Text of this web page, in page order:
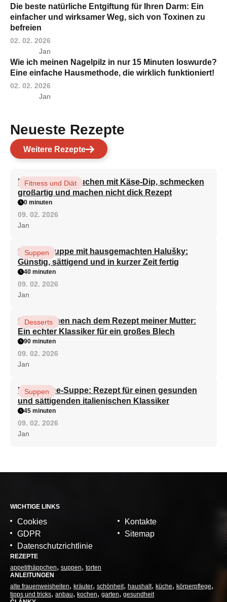
Die beste natürliche Entgiftung für Ihren Darm: Ein
einfacher und wirksamer Weg, sich von Toxinen zu
befreien
02. 02. 2026
Jan
Wie ich meinen Nagelpilz in nur 15 Minuten loswurde?
Eine einfache Hausmethode, die wirklich funktioniert!
02. 02. 2026
Jan
Neueste Rezepte
Weitere Rezepte
Brokkoli-Pfannkuchen mit Käse-Dip, schmecken
großartig und machen nicht dick Rezept
Fitness und Diät
0 minuten
09. 02. 2026
Jan
Gemüsesuppe mit hausgemachten Halušky:
Günstig, sättigend und in kurzer Zeit fertig
Suppen
40 minuten
09. 02. 2026
Jan
Quarkkuchen nach dem Rezept meiner Mutter:
Ein echter Klassiker für ein großes Blech
Desserts
90 minuten
09. 02. 2026
Jan
Minestrone-Suppe: Rezept für einen gesunden
und sättigenden italienischen Klassiker
Suppen
45 minuten
09. 02. 2026
Jan
WICHTIGE LINKS
Cookies
GDPR
Datenschutzrichtlinie
Kontakte
Sitemap
REZEPTE
appetithäppchen
suppen
torten
ANLEITUNGEN
alte frauenweisheiten
kräuter schönheit haushalt küche
körperpflege
tipps und tricks anbau kochen garten
gesundheit